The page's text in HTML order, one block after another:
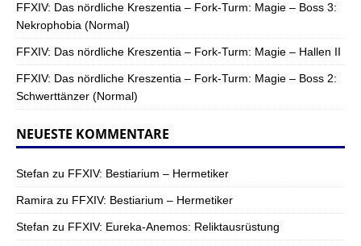
FFXIV: Das nördliche Kreszentia – Fork-Turm: Magie – Boss 3:
Nekrophobia (Normal)
FFXIV: Das nördliche Kreszentia – Fork-Turm: Magie – Hallen II
FFXIV: Das nördliche Kreszentia – Fork-Turm: Magie – Boss 2:
Schwerttänzer (Normal)
NEUESTE KOMMENTARE
Stefan zu FFXIV: Bestiarium – Hermetiker
Ramira zu FFXIV: Bestiarium – Hermetiker
Stefan zu FFXIV: Eureka-Anemos: Reliktausrüstung